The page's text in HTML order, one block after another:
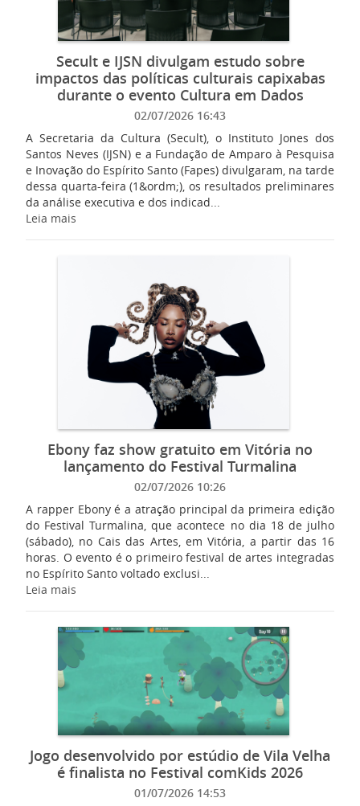
Secult e IJSN divulgam estudo sobre
impactos das políticas culturais capixabas
durante o evento Cultura em Dados
02/07/2026 16:43
A Secretaria da Cultura (Secult), o Instituto Jones dos
Santos Neves (IJSN) e a Fundação de Amparo à Pesquisa
e Inovação do Espírito Santo (Fapes) divulgaram, na tarde
dessa quarta-feira (1&ordm;), os resultados preliminares
da análise executiva e dos indicad...
Leia mais
Ebony faz show gratuito em Vitória no
lançamento do Festival Turmalina
02/07/2026 10:26
A rapper Ebony é a atração principal da primeira edição
do Festival Turmalina, que acontece no dia 18 de julho
(sábado), no Cais das Artes, em Vitória, a partir das 16
horas. O evento é o primeiro festival de artes integradas
no Espírito Santo voltado exclusi...
Leia mais
Jogo desenvolvido por estúdio de Vila Velha
é finalista no Festival comKids 2026
01/07/2026 14:53